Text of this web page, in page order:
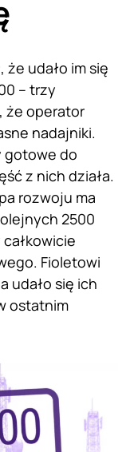
że udało im się
– trzy
że operator
nadajniki.
gotowe do
z nich działa.
rozwoju ma
2500
Fioletowi
udało się ich
ostatnim